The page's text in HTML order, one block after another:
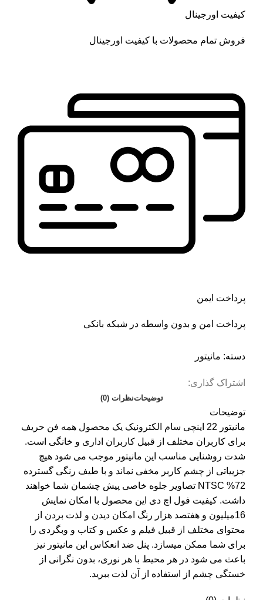
کیفیت اورجینال
فروش تمام محصولات با کیفیت اورجینال
پرداخت ایمن
پرداخت امن و بدون واسطه در شبکه بانکی
دسته: مانیتور
اشتراک گذاری:
توضیحاتنظرات (0)
توضیحات
مانیتور 22 اینچی سام الکترونیک یک محصول همه فن حریف
برای کاربران مختلف از قبیل کاربران اداری و خانگی است.
شدت روشنایی مناسب این مانیتور موجب می شود هیچ
جزییاتی از چشم کاربر مخفی نماند و با طیف رنگی گسترده
72% NTSC تصاویر جلوه خاصی پیش چشمان شما خواهند
داشت. کیفیت فول اچ دی این محصول با امکان نمایش
16میلیون و هفتصد هزار رنگ امکان دیدن و لذت بردن از
محتوای مختلف از قبیل فیلم و عکس و کتاب و وبگردی را
برای شما ممکن میسازد. پنل ضد انعکاس این مانیتور نیز
باعث می شود در هر محیط با هر نوری، بدون نگرانی از
خستگی چشم از استفاده از آن لذت ببرید.